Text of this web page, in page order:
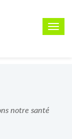
Menu
notre santé